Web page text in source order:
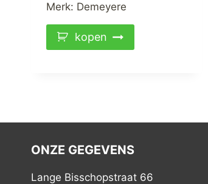
Merk: Demeyere
kopen
ONZE GEGEVENS
Lange Bisschopstraat 66